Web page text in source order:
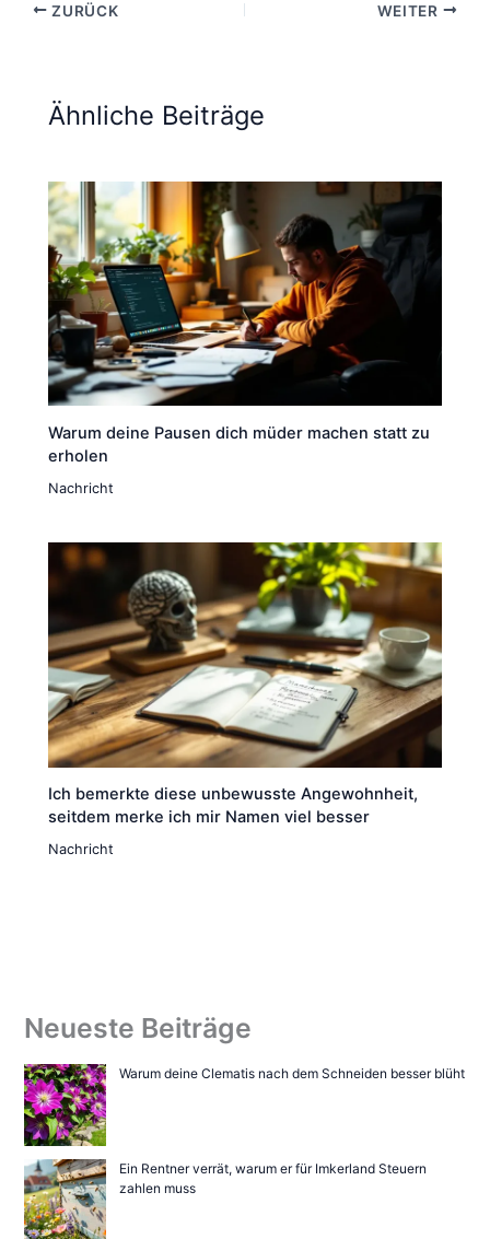
ZURÜCK WEITER
Ähnliche Beiträge
Warum deine Pausen dich müder machen statt zu
erholen
Nachricht
Ich bemerkte diese unbewusste Angewohnheit,
seitdem merke ich mir Namen viel besser
Nachricht
Neueste Beiträge
Warum deine Clematis nach dem Schneiden besser blüht
Ein Rentner verrät, warum er für Imkerland Steuern
zahlen muss